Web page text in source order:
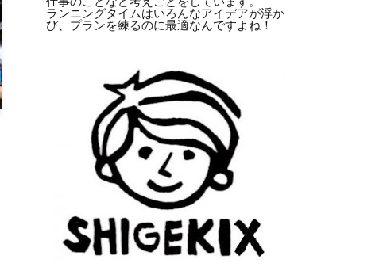
ランニングタイムはいろんなアイデアが浮か
び、プランを練るのに最適なんですよね！